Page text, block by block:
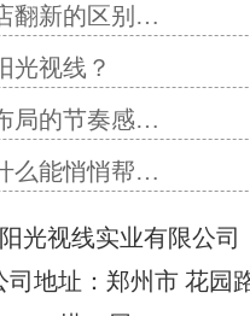
翻新的区别…
光视线？
局的节奏感…
么能悄悄帮…
光视线实业有限公司
司地址：郑州市 花园